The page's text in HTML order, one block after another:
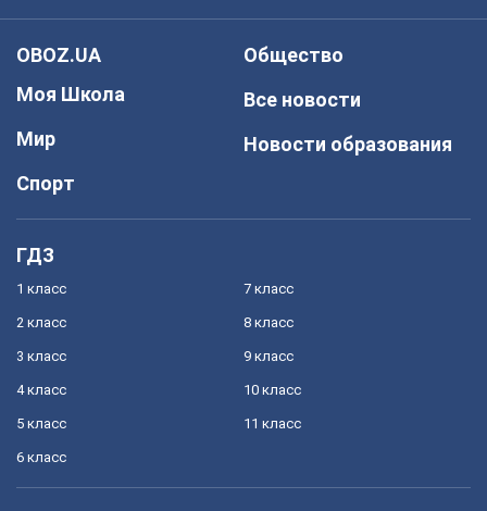
OBOZ.UA
Моя Школа
Мир
Спорт
Общество
Все новости
Новости образования
ГДЗ
1 класс
2 класс
3 класс
4 класс
5 класс
6 класс
7 класс
8 класс
9 класс
10 класс
11 класс